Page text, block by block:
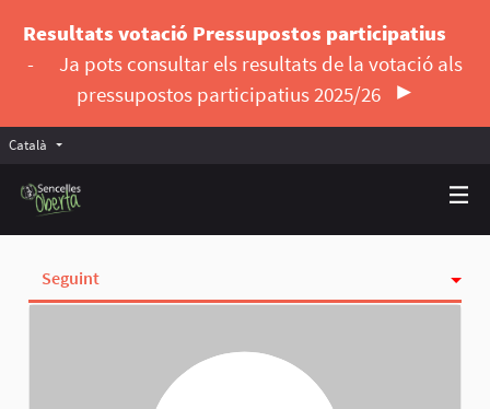
Resultats votació Pressupostos participatius
-
Ja pots consultar els resultats de la votació als
pressupostos participatius 2025/26
Català Triar la llengua
Seguint